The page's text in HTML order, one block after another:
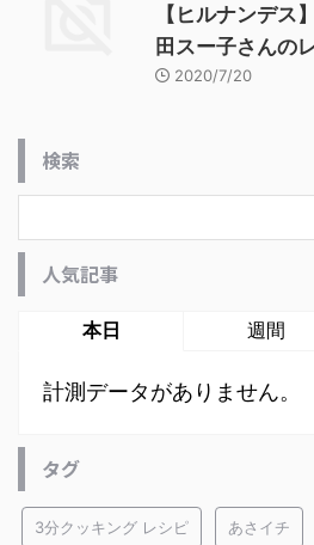
【ヒルナンデス
田スー子さんの
2020/7/20
検索
人気記事
本日 週間
計測データがありません。
タグ
3分クッキング レシピ あさイチ